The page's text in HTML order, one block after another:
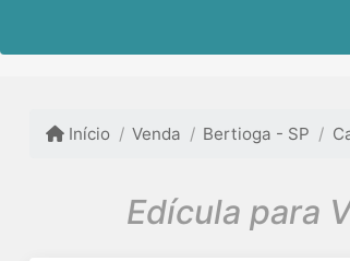
Início Venda Bertioga - SP
Edícula para